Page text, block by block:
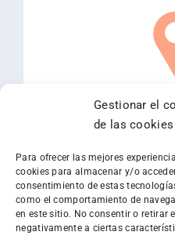
Gestionar el
de las cookies
Para ofrecer las mejores
cookies para almacenar y/o
consentimiento de estas
como el comportamiento de
en este sitio. No consentir o retirar
negativamente a ciertas